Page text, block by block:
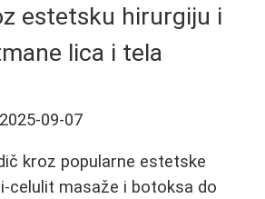
estetsku hirurgiju i
lica i tela
2025-09-07
kroz popularne estetske
celulit masaže i botoksa do